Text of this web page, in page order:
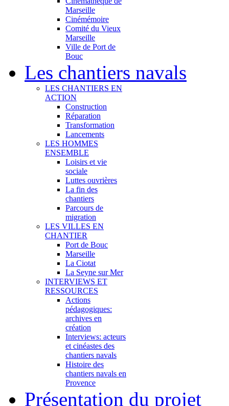
Marseille
Cinémémoire
Comité du Vieux
Marseille
Ville de Port de
Bouc
Les chantiers navals
LES CHANTIERS EN
ACTION
Construction
Réparation
Transformation
Lancements
LES HOMMES
ENSEMBLE
Loisirs et vie
sociale
Luttes ouvrières
La fin des
chantiers
Parcours de
migration
LES VILLES EN
CHANTIER
Port de Bouc
Marseille
La Ciotat
La Seyne sur Mer
INTERVIEWS ET
RESSOURCES
Actions
pédagogiques:
archives en
création
Interviews: acteurs
et cinéastes des
chantiers navals
Histoire des
chantiers navals en
Provence
Présentation du projet